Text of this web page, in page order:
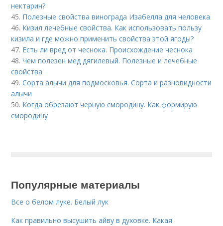
нектарин?
45. Полезные свойства винограда Изабелла для человека
46. Кизил лечебные свойства. Как использовать пользу
кизила и где можно применить свойства этой ягоды?
47. Есть ли вред от чеснока. Происхождение чеснока
48.Чем полезен мед дягилевый. Полезные и лечебные
свойства
49.Сорта алычи для подмосковья. Сорта и разновидности
алычи
50. Когда обрезают черную смородину. Как формирую
смородину
Популярные материалы
Все о белом луке. Белый лук
Как правильно высушить айву в духовке. Какая